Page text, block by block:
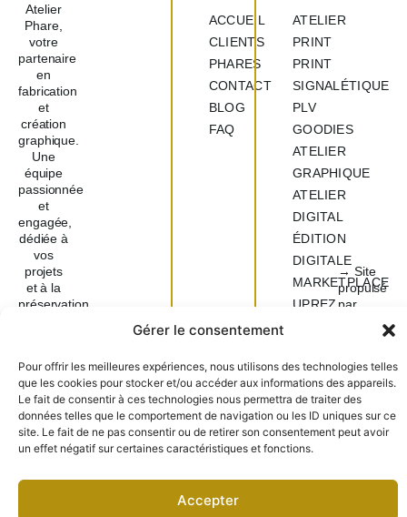
Gérer le consentement
Pour offrir les meilleures expériences, nous utilisons des technologies telles
que les cookies pour stocker et/ou accéder aux informations des appareils.
Le fait de consentir à ces technologies nous permettra de traiter des
données telles que le comportement de navigation ou les ID uniques sur ce
site. Le fait de ne pas consentir ou de retirer son consentement peut avoir
un effet négatif sur certaines caractéristiques et fonctions.
Accepter
Atelier
Phare,
votre
partenaire
en
fabrication
et
création
graphique.
Une
équipe
passionnée
et
engagée,
dédiée à
vos
projets
et à la
préservation
Réseaux
sociaux
ACCUEIL
CLIENTS
PHARES
CONTACT
BLOG
FAQ
ATELIER
PRINT
PRINT
SIGNALÉTIQUE
PLV
GOODIES
ATELIER
GRAPHIQUE
ATELIER
DIGITAL
ÉDITION
DIGITALE
MARKETPLACE
UPREZ
©
ATELIE
Mentions
Légales
Politique
→ Site
propulsé
par